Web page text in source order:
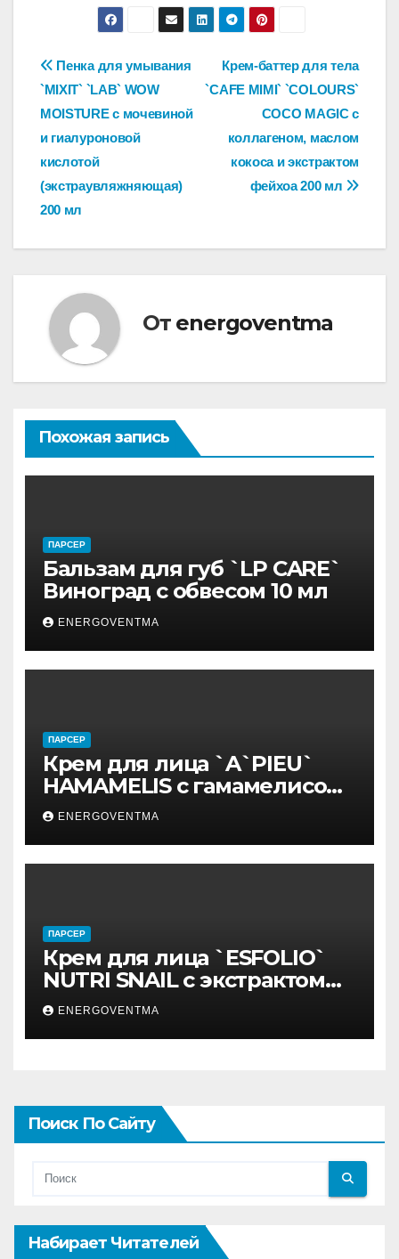
Навигация
по
записям
Крем-баттер для тела
`CAFE MIMI` `COLOURS`
COCO MAGIC с
коллагеном, маслом
кокоса и экстрактом
фейхоа 200 мл
Пенка для умывания
`MIXIT` `LAB` WOW
MOISTURE с мочевиной
и гиалуроновой
кислотой
(экстраувляжняющая)
200 мл
От energoventma
Похожая запись
ПАРСЕР
Бальзам для губ `LP CARE`
Виноград с обвесом 10 мл
ENERGOVENTMA
ПАРСЕР
Крем для лица `A`PIEU`
HAMAMELIS с гамамелисом
50 мл
ENERGOVENTMA
ПАРСЕР
Крем для лица `ESFOLIO`
NUTRI SNAIL с экстрактом
муцина улитки 200 мл
ENERGOVENTMA
Поиск По Сайту
Набирает Читателей